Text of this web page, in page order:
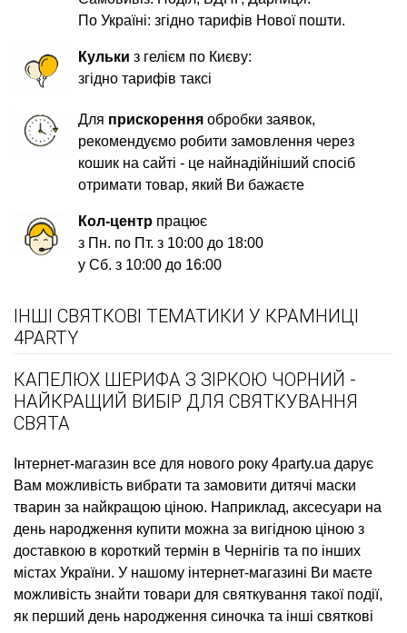
По Україні: згідно тарифів Нової пошти.
Кульки з гелієм по Києву:
згідно тарифів таксі
Для прискорення обробки заявок,
рекомендуємо робити замовлення через
кошик на сайті - це найнадійніший спосіб
отримати товар, який Ви бажаєте
Кол-центр працює
з Пн. по Пт. з 10:00 до 18:00
у Сб. з 10:00 до 16:00
ІНШІ СВЯТКОВІ ТЕМАТИКИ У КРАМНИЦІ
4PARTY
КАПЕЛЮХ ШЕРИФА З ЗІРКОЮ ЧОРНИЙ -
НАЙКРАЩИЙ ВИБІР ДЛЯ СВЯТКУВАННЯ
СВЯТА
Інтернет-магазин все для нового року 4party.ua дарує
Вам можливість вибрати та замовити дитячі маски
тварин за найкращою ціною. Наприклад, аксесуари на
день народження купити можна за вигідною ціною з
доставкою в короткий термін в Чернігів та по інших
містах України. У нашому інтернет-магазині Ви маєте
можливість знайти товари для святкування такої події,
як перший день народження синочка та інші святкові